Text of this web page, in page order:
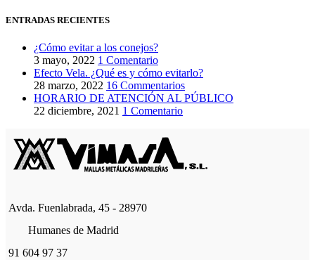
ENTRADAS RECIENTES
¿Cómo evitar a los conejos?
3 mayo, 2022 1 Comentario
Efecto Vela. ¿Qué es y cómo evitarlo?
28 marzo, 2022 16 Commentarios
HORARIO DE ATENCIÓN AL PÚBLICO
22 diciembre, 2021 1 Comentario
Avda. Fuenlabrada, 45 - 28970
Humanes de Madrid
91 604 97 37